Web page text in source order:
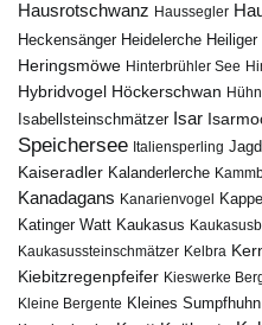
Hausrotschwanz Haussegler
Heckensänger Heidelerche Heiliger
Heringsmöwe Hinterbrühler See
Hybridvogel Höckerschwan
Isabellsteinschmätzer Isar
Speichersee Italiensperling
Kaiseradler Kalanderlerche
Kanadagans Kanarienvogel
Katinger Watt Kaukasus
Kaukasussteinschmätzer Kelbra
Kiebitzregenpfeifer Kieswerke
Kleine Bergente Kleines Sumpfhuhn